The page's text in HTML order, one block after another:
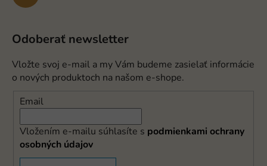
Odoberať newsletter
Vložte svoj e-mail a my Vám budeme zasielať informácie
o nových produktoch na našom e-shope.
Email
Vložením e-mailu súhlasíte s podmienkami ochrany
osobných údajov